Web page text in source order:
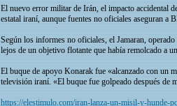
El nuevo error militar de Irán, el impacto accidental
estatal iraní, aunque fuentes no oficiales aseguran a
Según los informes no oficiales, el Jamaran,
lejos de un objetivo flotante que había remolcado a
El buque de apoyo Konarak fue «alcanzado con un
televisión iraní. «El buque fue golpeado después de
https://elestimulo.com/iran-lanza-un-misil-y-hunde-